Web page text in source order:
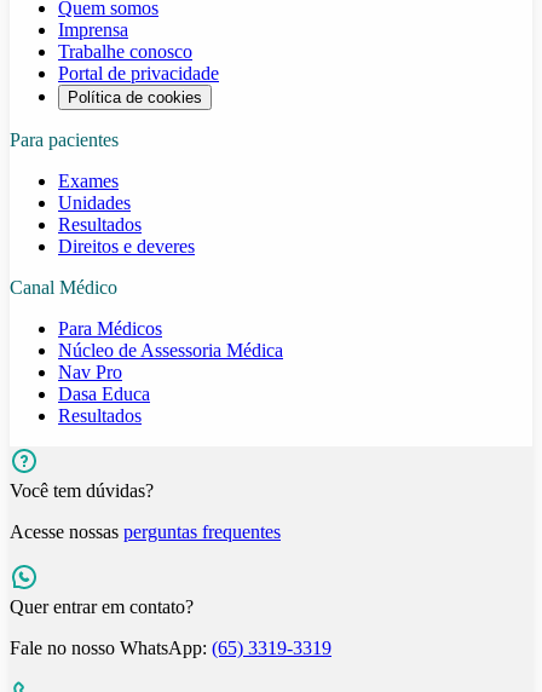
Quem somos
Imprensa
Trabalhe conosco
Portal de privacidade
Política de cookies
Para pacientes
Exames
Unidades
Resultados
Direitos e deveres
Canal Médico
Para Médicos
Núcleo de Assessoria Médica
Nav Pro
Dasa Educa
Resultados
Você tem dúvidas?
Acesse nossas perguntas frequentes
Quer entrar em contato?
Fale no nosso WhatsApp: (65) 3319-3319